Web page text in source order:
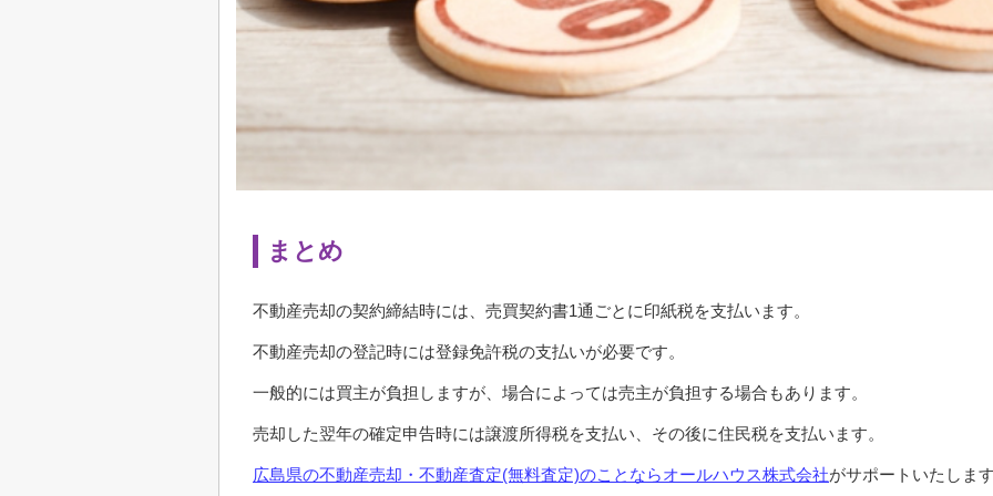
まとめ
不動産売却の契約締結時には、売買契約書1通ごとに印紙税を支払います。
不動産売却の登記時には登録免許税の支払いが必要です。
一般的には買主が負担しますが、場合によっては売主が負担する場合もあります。
売却した翌年の確定申告時には譲渡所得税を支払い、その後に住民税を支払います。
広島県の不動産売却・不動産査定(無料査定)のことならオールハウス株式会社がサポートいたしま